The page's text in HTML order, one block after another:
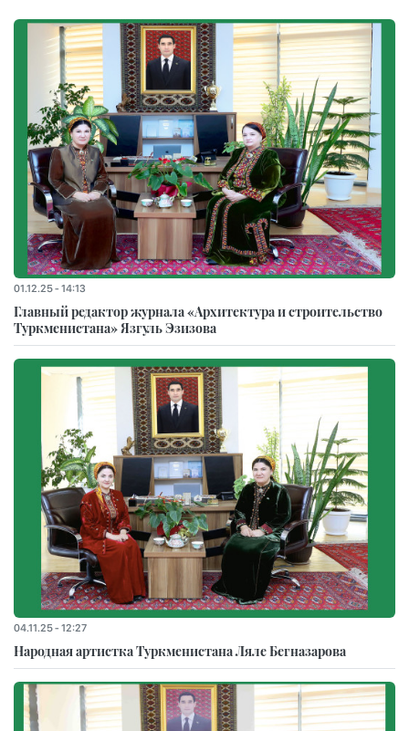
01.12.25 - 14:13
Главный редактор журнала «Архитектура и строительство
Туркменистана» Язгуль Эзизова
04.11.25 - 12:27
Народная артистка Туркменистана Ляле Бегназарова